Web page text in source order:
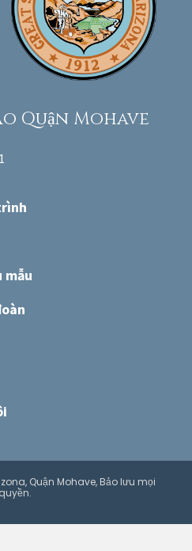
Quận Mohave
mẫu
Quận Mohave, Bảo lưu mọi
quyền.